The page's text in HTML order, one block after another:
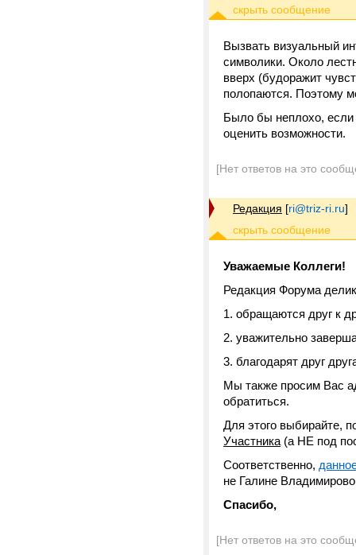
Вызвать визуальный
символики. Около
вверх (будоражит
полопаются. Поэтому
Было бы неплохо, если
оценить возможности.
[Нет ответов на это
Редакция [ri@triz-ri.ru]
Уважаемые Коллеги!
Редакция Форума
1. обращаются друг к
2. уважительно
3. благодарят друг
Мы также просим Вас
обратиться.
Для этого выбирайте,
Участника (а НЕ под
Соответственно,
не Галине
Спасибо,
[Нет ответов на это